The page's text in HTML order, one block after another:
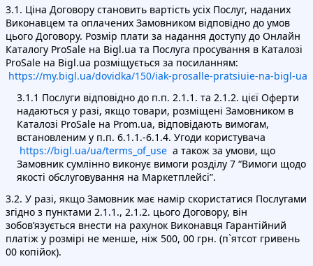
3.1. Ціна Договору становить вартість усіх Послуг, наданих
Виконавцем та оплачених Замовником відповідно до умов
цього Договору. Розмір плати за надання доступу до Онлайн
Каталогу ProSale на Bigl.ua та Послуга просування в Каталозі
ProSale на Bigl.ua розміщується за посиланням:
https://my.bigl.ua/dovidka/150/iak-prosalle-pratsiuie-na-bigl-ua
3.1.1 Послуги відповідно до п.п. 2.1.1. та 2.1.2. цієї Оферти
надаються у разі, якщо товари, розміщені Замовником в
Каталозі ProSale на Prom.ua, відповідають вимогам,
встановленим у п.п. 6.1.1.-6.1.4. Угоди користувача
https://bigl.ua/ua/terms_of_use а також за умови, що
Замовник сумлінно виконує вимоги розділу 7 “Вимоги щодо
якості обслуговування на Маркетплейсі”.
3.2. У разі, якщо Замовник має намір скористатися Послугами
згідно з пунктами 2.1.1., 2.1.2. цього Договору, він
зобов’язується внести на рахунок Виконавця Гарантійний
платіж у розмірі не менше, ніж 500, 00 грн. (п`ятсот гривень
00 копійок).